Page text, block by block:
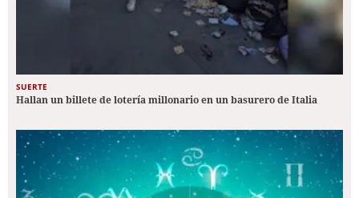
SUERTE
Hallan un billete de lotería millonario en un basurero de Italia